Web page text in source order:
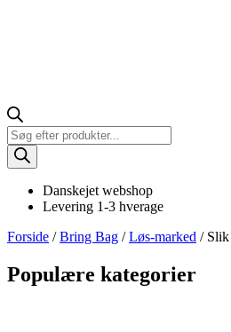
Products
search
Danskejet webshop
Levering 1-3 hverage
Forside /Bring Bag /Løs-marked / Slik
Populære kategorier